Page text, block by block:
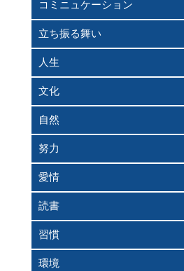
コミニュケーション
立ち振る舞い
人生
文化
自然
努力
愛情
読書
習慣
環境